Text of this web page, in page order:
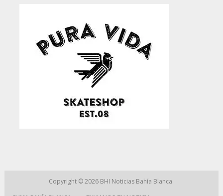
Copyright © 2026 BHI Noticias Bahía Blanca